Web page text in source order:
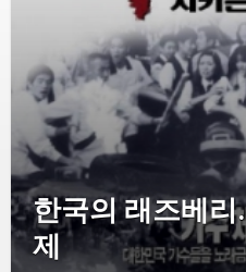
한국의 래즈베
제